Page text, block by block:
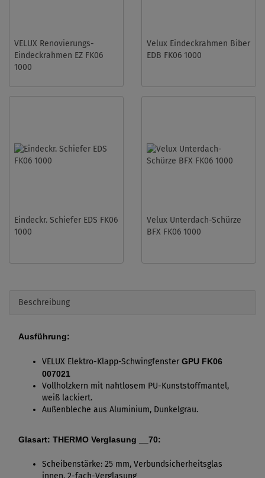
VELUX Renovierungs-
Eindeckrahmen EZ FK06
1000
Velux Eindeckrahmen Biber
EDB FK06 1000
Eindeckr. Schiefer EDS FK06
1000
Velux Unterdach-Schürze
BFX FK06 1000
Beschreibung
Ausführung:
VELUX Elektro-Klapp-Schwingfenster GPU FK06
007021
Vollholzkern mit nahtlosem PU-Kunststoffmantel,
weiß lackiert.
Außenbleche aus Aluminium, Dunkelgrau.
Glasart: THERMO Verglasung __70:
Scheibenstärke: 25 mm, Verbundsicherheitsglas
innen, 2-fach-Verglasung